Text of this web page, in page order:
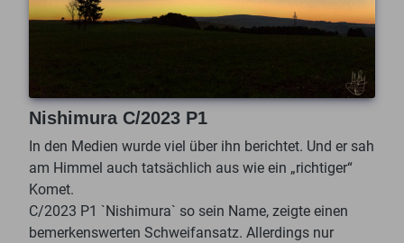
Nishimura C/2023 P1
In den Medien wurde viel über ihn berichtet. Und er sah
am Himmel auch tatsächlich aus wie ein „richtiger“
Komet.
C/2023 P1 `Nishimura` so sein Name, zeigte einen
bemerkenswerten Schweifansatz. Allerdings nur